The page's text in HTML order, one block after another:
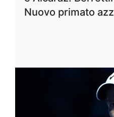
Nuovo primato